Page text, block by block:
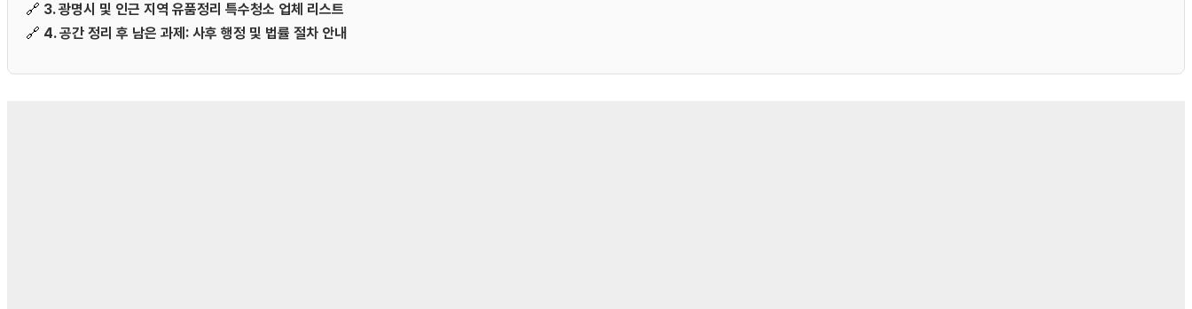
🔗 3. 광명시 및 인근 지역 유품정리 특수청소 업체 리스트
🔗 4. 공간 정리 후 남은 과제: 사후 행정 및 법률 절차 안내